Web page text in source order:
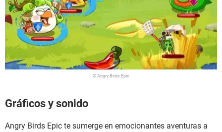
© Angry Birds Epic
Gráficos y sonido
Angry Birds Epic te sumerge en emocionantes aventuras a